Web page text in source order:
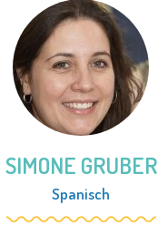
SIMONE GRUBER
Spanisch